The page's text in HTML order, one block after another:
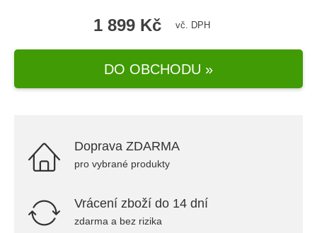
1 899 Kč vč. DPH
DO OBCHODU »
Doprava ZDARMA
pro vybrané produkty
Vrácení zboží do 14 dní
zdarma a bez rizika